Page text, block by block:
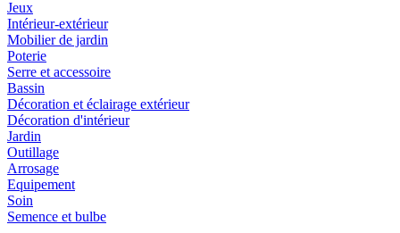
Jeux
Intérieur-extérieur
Mobilier de jardin
Poterie
Serre et accessoire
Bassin
Décoration et éclairage extérieur
Décoration d'intérieur
Jardin
Outillage
Arrosage
Equipement
Soin
Semence et bulbe